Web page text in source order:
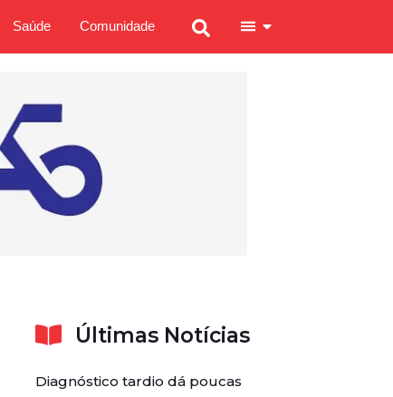
Saúde Comunidade
Últimas Notícias
Diagnóstico tardio dá poucas